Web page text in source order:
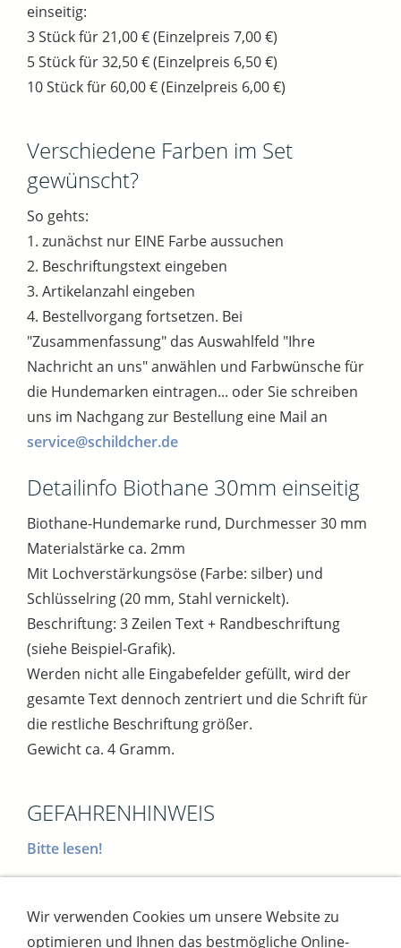
einseitig:
3 Stück für 21,00 € (Einzelpreis 7,00 €)
5 Stück für 32,50 € (Einzelpreis 6,50 €)
10 Stück für 60,00 € (Einzelpreis 6,00 €)
Verschiedene Farben im Set
gewünscht?
So gehts:
1. zunächst nur EINE Farbe aussuchen
2. Beschriftungstext eingeben
3. Artikelanzahl eingeben
4. Bestellvorgang fortsetzen. Bei
"Zusammenfassung" das Auswahlfeld "Ihre
Nachricht an uns" anwählen und Farbwünsche für
die Hundemarken eintragen... oder Sie schreiben
uns im Nachgang zur Bestellung eine Mail an
service@schildcher.de
Detailinfo Biothane 30mm einseitig
Biothane-Hundemarke rund, Durchmesser 30 mm
Materialstärke ca. 2mm
Mit Lochverstärkungsöse (Farbe: silber) und
Schlüsselring (20 mm, Stahl vernickelt).
Beschriftung: 3 Zeilen Text + Randbeschriftung
(siehe Beispiel-Grafik).
Werden nicht alle Eingabefelder gefüllt, wird der
gesamte Text dennoch zentriert und die Schrift für
die restliche Beschriftung größer.
Gewicht ca. 4 Gramm.
GEFAHRENHINWEIS
Bitte lesen!
Impressum AGB
Widerrufsbutton
Widerrufsrecht
Online-Streitschlichtung
Wir verwenden Cookies um unsere Website zu
optimieren und Ihnen das bestmögliche Online-